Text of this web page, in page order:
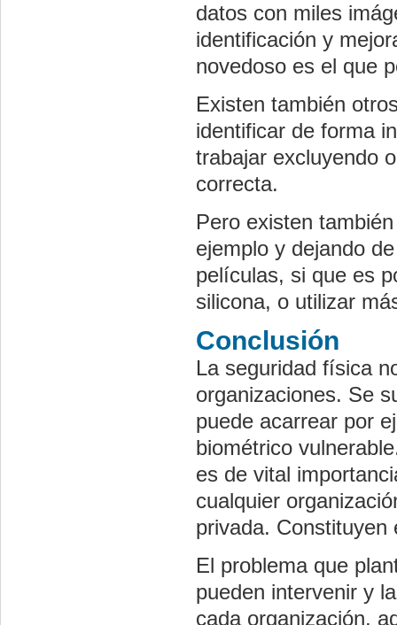
datos con miles
identificación y
novedoso es el que
Existen también
identificar de forma
trabajar excluyendo
correcta.
Pero existen
ejemplo y dejando
películas, si que es
silicona, o utilizar
Conclusión
La seguridad física
organizaciones. Se
puede acarrear por
biométrico
es de vital
cualquier
privada. Constituyen
El problema que
pueden intervenir y
cada organización,